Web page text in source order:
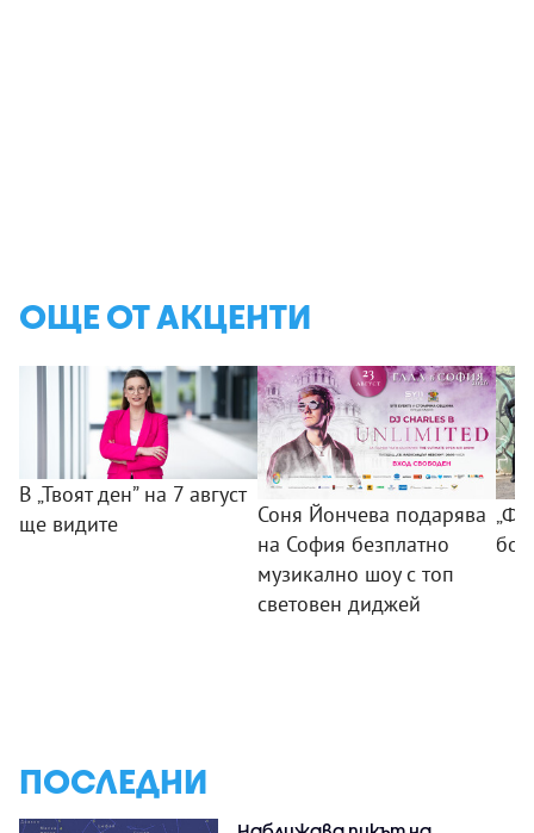
ОЩЕ ОТ АКЦЕНТИ
В „Твоят ден” на 7 август
ще видите
Соня Йончева подарява
на София безплатно
музикално шоу с топ
световен диджей
ПОСЛЕДНИ